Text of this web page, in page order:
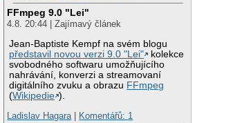
FFmpeg 9.0 "Lei"
4.8. 20:44 | Zajímavý článek
Jean-Baptiste Kempf na svém blogu
představil novou verzi 9.0 "Lei"
kolekce
svobodného softwaru umožňujícího
nahrávání, konverzi a streamovaní
digitálního zvuku a obrazu FFmpeg
(Wikipedie ).
Ladislav Hagara| Komentářů: 1